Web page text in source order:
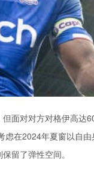
面对对方对格伊高达
在2024年夏窗以自
留了弹性空间。